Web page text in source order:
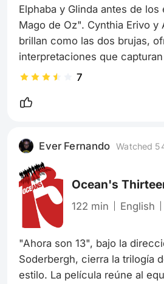
Elphaba y Glinda antes de
Mago de Oz". Cynthia Erivo y
brillan como las dos brujas,
interpretaciones que
complejidad de sus
aunque la película puede
pierde el encanto teatral. Es
para fans y amantes de los
7
Ever Fernando Watched
Ocean's
122 min English
"Ahora son 13", bajo la
Soderbergh, cierra la trilogía
estilo. La película reúne al